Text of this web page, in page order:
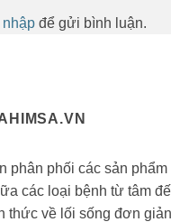
để gửi bình luận.
phân phối các sản
các loại bệnh từ tâm
thức về lối sống đơn